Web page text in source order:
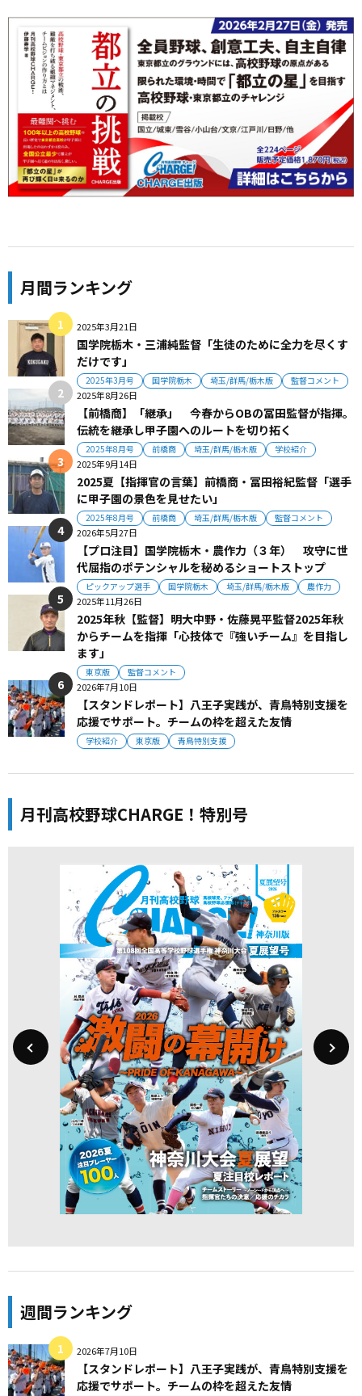
月間ランキング
2025年3月21日
国学院栃木・三浦純監督「生徒のために全力を尽くす
だけです」
2025年3月号 国学院栃木 埼玉/群馬/栃木版 監督コメント
2025年8月26日
【前橋商】「継承」 今春からOBの冨田監督が指揮。
伝統を継承し甲子園へのルートを切り拓く
2025年8月号 前橋商 埼玉/群馬/栃木版 学校紹介
2025年9月14日
2025夏【指揮官の言葉】前橋商・冨田裕紀監督「選手
に甲子園の景色を見せたい」
2025年8月号 前橋商 埼玉/群馬/栃木版 監督コメント
2026年5月27日
【プロ注目】国学院栃木・農作力（３年） 攻守に世
代屈指のポテンシャルを秘めるショートストップ
ピックアップ選手 国学院栃木 埼玉/群馬/栃木版 農作力
2025年11月26日
2025年秋【監督】明大中野・佐藤晃平監督2025年秋
からチームを指揮「心技体で『強いチーム』を目指し
ます」
東京版 監督コメント
2026年7月10日
【スタンドレポート】八王子実践が、青鳥特別支援を
応援でサポート。チームの枠を超えた友情
学校紹介 東京版 青鳥特別支援
月刊高校野球CHARGE！特別号
週間ランキング
2026年7月10日
【スタンドレポート】八王子実践が、青鳥特別支援を
応援でサポート。チームの枠を超えた友情